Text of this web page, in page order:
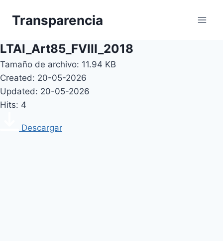
Transparencia
LTAI_Art85_FVIII_2018
Tamaño de archivo: 11.94 KB
Created: 20-05-2026
Updated: 20-05-2026
Hits: 4
Descargar